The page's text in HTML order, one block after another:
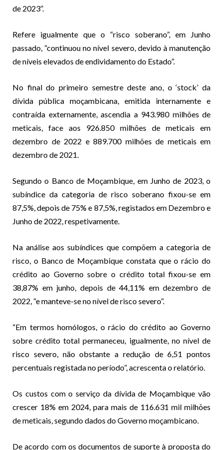
de 2023”.
Refere igualmente que o “risco soberano”, em Junho
passado, “continuou no nível severo, devido à manutenção
de níveis elevados de endividamento do Estado”.
No final do primeiro semestre deste ano, o ‘stock’ da
dívida pública moçambicana, emitida internamente e
contraída externamente, ascendia a 943.980 milhões de
meticais, face aos 926.850 milhões de meticais em
dezembro de 2022 e 889.700 milhões de meticais em
dezembro de 2021.
Segundo o Banco de Moçambique, em Junho de 2023, o
subíndice da categoria de risco soberano fixou-se em
87,5%, depois de 75% e 87,5%, registados em Dezembro e
Junho de 2022, respetivamente.
Na análise aos subíndices que compõem a categoria de
risco, o Banco de Moçambique constata que o rácio do
crédito ao Governo sobre o crédito total fixou-se em
38,87% em junho, depois de 44,11% em dezembro de
2022, “e manteve-se no nível de risco severo”.
“Em termos homólogos, o rácio do crédito ao Governo
sobre crédito total permaneceu, igualmente, no nível de
risco severo, não obstante a redução de 6,51 pontos
percentuais registada no período”, acrescenta o relatório.
Os custos com o serviço da dívida de Moçambique vão
crescer 18% em 2024, para mais de 116.631 mil milhões
de meticais, segundo dados do Governo moçambicano.
De acordo com os documentos de suporte à proposta do